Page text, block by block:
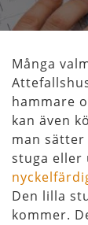
Många
hammare
kan även
man
stuga eller
Den lilla
kommer.